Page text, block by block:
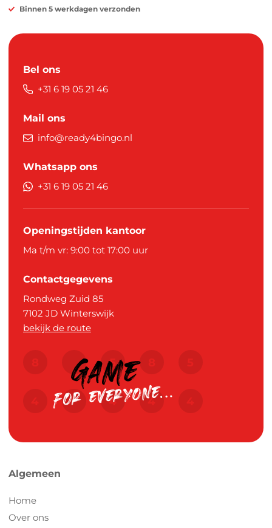
Binnen 5 werkdagen verzonden
Bel ons
+31 6 19 05 21 46
Mail ons
info@ready4bingo.nl
Whatsapp ons
+31 6 19 05 21 46
Openingstijden kantoor
Ma t/m vr: 9:00 tot 17:00 uur
Contactgegevens
Rondweg Zuid 85
7102 JD Winterswijk
bekijk de route
Algemeen
Home
Over ons